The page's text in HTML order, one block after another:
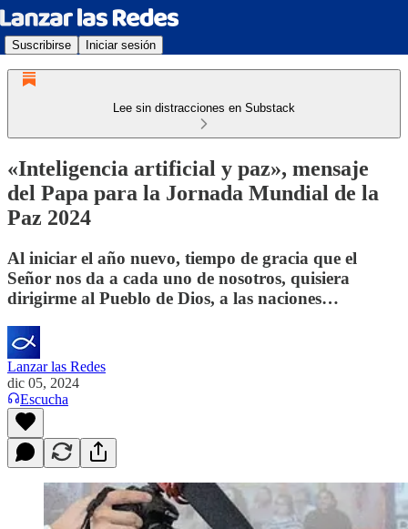
Suscribirse Iniciar sesión
Lee sin distracciones en Substack
«Inteligencia artificial y paz», mensaje
del Papa para la Jornada Mundial de la
Paz 2024
Al iniciar el año nuevo, tiempo de gracia que el
Señor nos da a cada uno de nosotros, quisiera
dirigirme al Pueblo de Dios, a las naciones…
Lanzar las Redes
dic 05, 2024
Escucha